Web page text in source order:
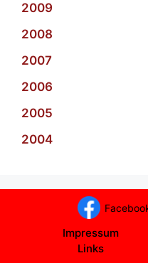
2009
2008
2007
2006
2005
2004
Impressum
Links